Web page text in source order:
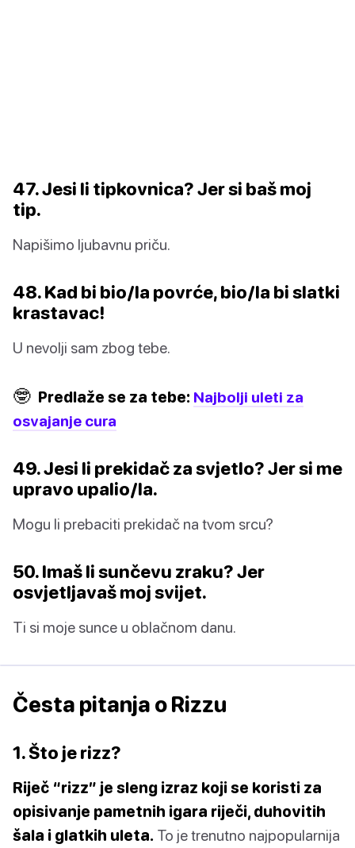
47. Jesi li tipkovnica? Jer si baš moj
tip.
Napišimo ljubavnu priču.
48. Kad bi bio/la povrće, bio/la bi slatki
krastavac!
U nevolji sam zbog tebe.
🤓 Predlaže se za tebe: Najbolji uleti za
osvajanje cura
49. Jesi li prekidač za svjetlo? Jer si me
upravo upalio/la.
Mogu li prebaciti prekidač na tvom srcu?
50. Imaš li sunčevu zraku? Jer
osvjetljavaš moj svijet.
Ti si moje sunce u oblačnom danu.
Česta pitanja o Rizzu
1. Što je rizz?
Riječ “rizz” je sleng izraz koji se koristi za
opisivanje pametnih igara riječi, duhovitih
šala i glatkih uleta. To je trenutno najpopularnija